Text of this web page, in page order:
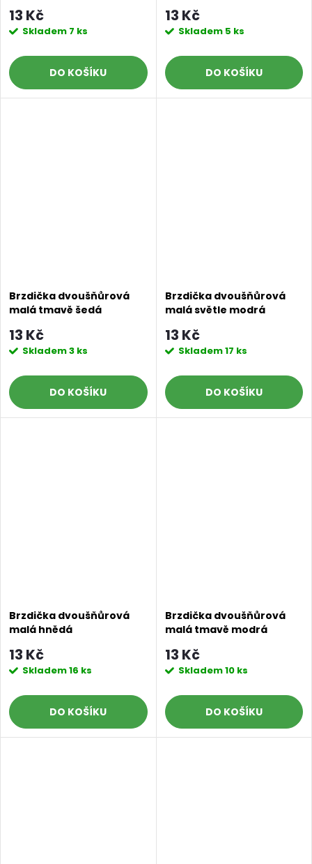
13 Kč
Skladem 7 ks
DO KOŠÍKU
13 Kč
Skladem 5 ks
DO KOŠÍKU
Brzdička dvoušňůrová
malá tmavě šedá
13 Kč
Skladem3 ks
DO KOŠÍKU
Brzdička dvoušňůrová
malá světle modrá
13 Kč
Skladem17 ks
DO KOŠÍKU
Brzdička dvoušňůrová
malá hnědá
13 Kč
Skladem16 ks
DO KOŠÍKU
Brzdička dvoušňůrová
malá tmavě modrá
13 Kč
Skladem10 ks
DO KOŠÍKU